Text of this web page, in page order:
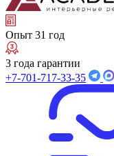
Опыт 31 год
3 года гарантии
+7-701-717-33-35